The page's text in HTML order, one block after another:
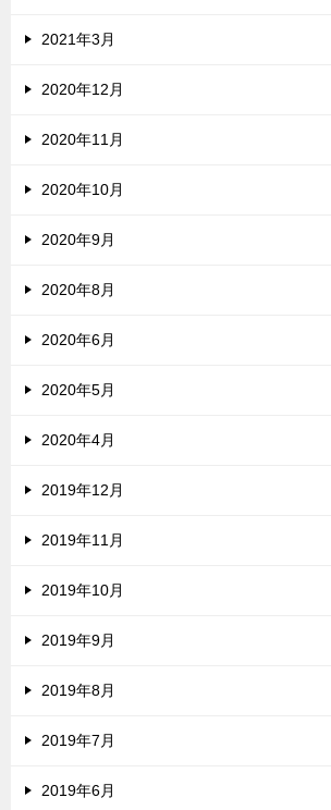
2021年3月
2020年12月
2020年11月
2020年10月
2020年9月
2020年8月
2020年6月
2020年5月
2020年4月
2019年12月
2019年11月
2019年10月
2019年9月
2019年8月
2019年7月
2019年6月